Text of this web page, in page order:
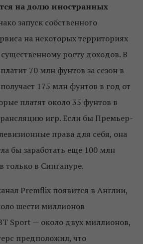
на долю иностранных
запуск собственного
на некоторых территориях
росту доходов. В
70 млн фунтов за сезон в
175 млн фунтов в год от
платят около 35 фунтов в
игр. Если бы Премьер-
права для себя, она
бы заработать еще 100 млн
только в Сингапуре.
Premflix появится в Англии,
шести миллионов
Sport — около двух миллионов,
предположил, что